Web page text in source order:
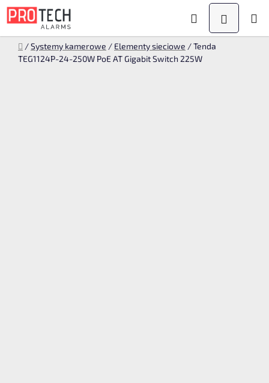
Przejść
do
Szukaj KOSZYK
Home
/Systemy kamerowe / Elementy sieciowe /Tenda
TEG1124P-24-250W PoE AT Gigabit Switch 225W